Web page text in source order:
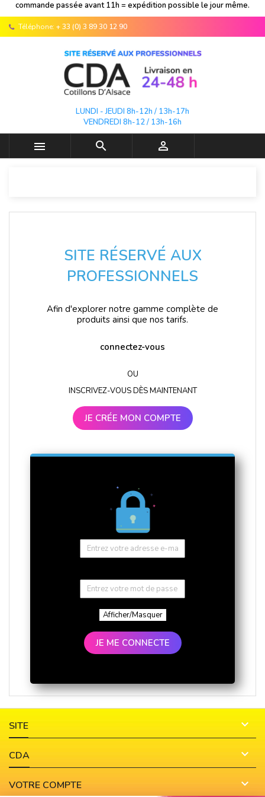
commande passée avant 11h = expédition possible le jour même.
Téléphone: + 33 (0) 3 89 30 12 90
LUNDI - JEUDI 8h-12h / 13h-17h
VENDREDI 8h-12 / 13h-16h
  
SITE RÉSERVÉ AUX
PROFESSIONNELS
Afin d'explorer notre gamme complète de
produits ainsi que nos tarifs.
connectez-vous
OU
INSCRIVEZ-VOUS DÈS MAINTENANT
JE CRÉE MON COMPTE
Afficher/Masquer
JE ME CONNECTE
SITE 
CDA 
VOTRE COMPTE 